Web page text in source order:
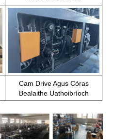
Cam Drive Agus Córas
Bealaithe Uathoibríoch